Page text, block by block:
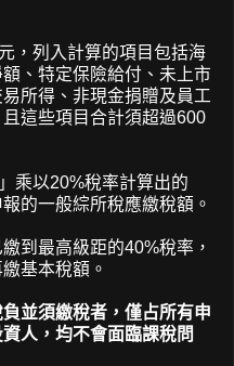
，列入計算的項目包括海
、特定保險給付、未上市
所得、非現金捐贈及員工
這些項目合計須超過600
乘以20%稅率計算出的
的一般綜所稅應繳稅額。
到最高級距的40%稅率，
基本稅額。
並須繳稅者，僅占所有申
人，均不會面臨課稅問